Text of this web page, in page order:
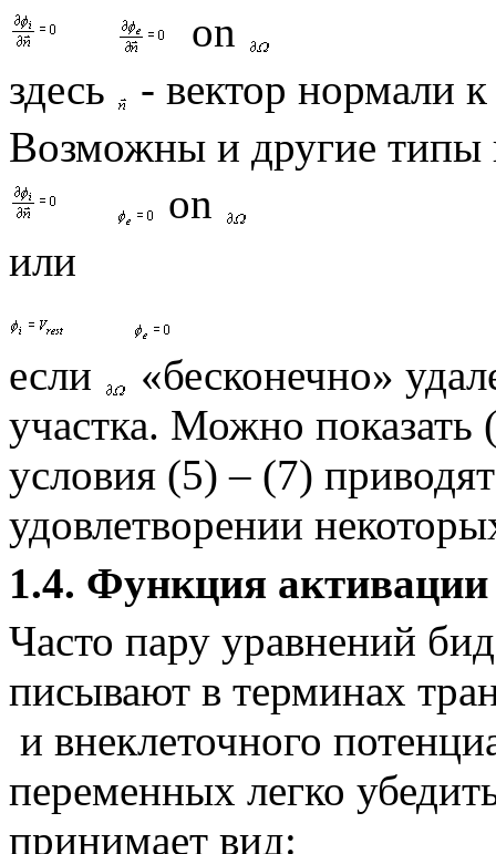
on
здесь
- вектор нормали
Возможны и другие типы
on
или
если
«бесконечно»
участка. Можно показать
условия (5) – (7)
удовлетворении
1.4. Функция активации
Часто пару уравнений
писывают в терминах
и внеклеточного
переменных легко
принимает вид: